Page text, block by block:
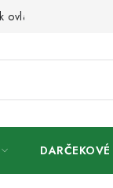
e-shopu